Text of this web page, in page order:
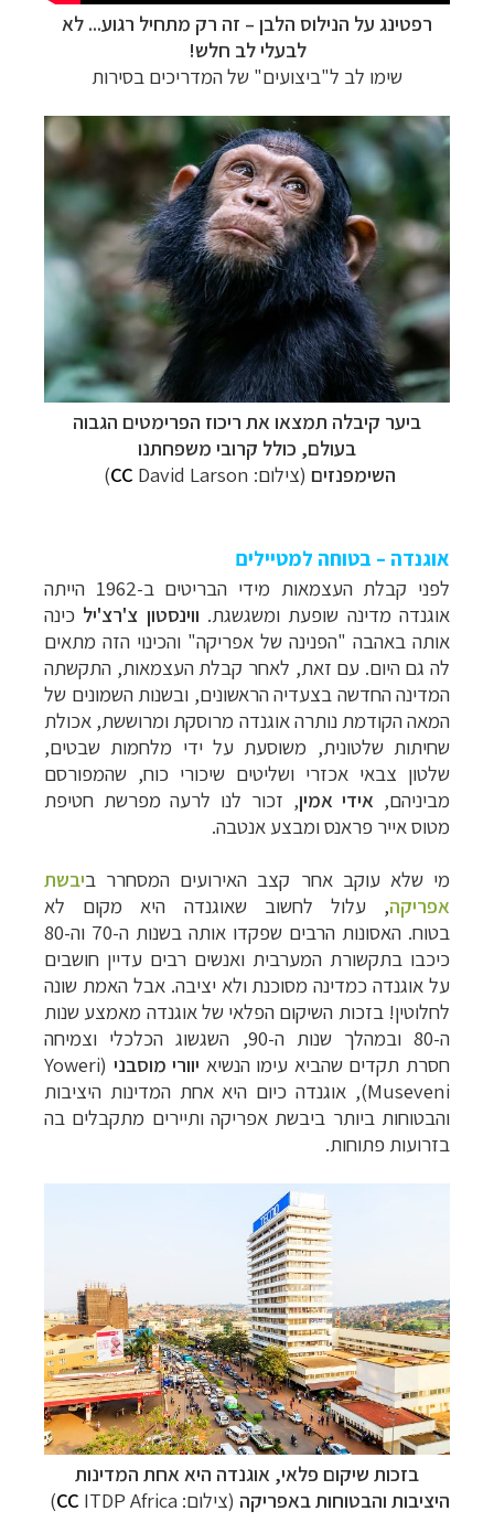
רפטינג על הנילוס הלבן – זה רק מתחיל רגוע... לא
לבעלי לב חלש!
שימו לב ל"ביצועים" של המדריכים בסירות
ביער קיבלה תמצאו את ריכוז הפרימטים הגבוה
בעולם, כולל קרובי משפחתנו
השימפנזים (צילום: CC David Larson)
אוגנדה – בטוחה למטיילים
לפני קבלת העצמאות מידי הבריטים ב-1962 הייתה
אוגנדה מדינה שופעת ומשגשגת. ווינסטון צ'רצ'יל כינה
אותה באהבה "הפנינה של אפריקה" והכינוי הזה מתאים
לה גם היום. עם זאת, לאחר קבלת העצמאות, התקשתה
המדינה החדשה בצעדיה הראשונים, ובשנות השמונים של
המאה הקודמת נותרה אוגנדה מרוסקת ומרוששת, אכולת
שחיתות שלטונית, משוסעת על ידי מלחמות שבטים,
שלטון צבאי אכזרי ושליטים שיכורי כוח, שהמפורסם
מביניהם, אידי אמין, זכור לנו לרעה מפרשת חטיפת
מטוס אייר פראנס ומבצע אנטבה.
מי שלא עוקב אחר קצב האירועים המסחרר ביבשת
אפריקה, עלול לחשוב שאוגנדה היא מקום לא
בטוח.
האסונות הרבים שפקדו אותה בשנות ה-70 וה-80
כיכבו בתקשורת המערבית ואנשים רבים עדיין חושבים
על אוגנדה כמדינה מסוכנת ולא יציבה. אבל האמת שונה
לחלוטין! בזכות השיקום הפלאי של אוגנדה מאמצע שנות
ה-80 ובמהלך שנות ה-90, השגשוג הכלכלי וצמיחה
חסרת תקדים שהביא עימו הנשיא יוורי מוסבני (
Yoweri
Museveni), אוגנדה כיום היא אחת המדינות היציבות
והבטוחות ביותר ביבשת אפריקה ותיירים מתקבלים בה
בזרועות פתוחות.
בזכות שיקום פלאי, אוגנדה היא אחת המדינות
היציבות והבטוחות באפריקה (צילום: CC ITDP Africa
)